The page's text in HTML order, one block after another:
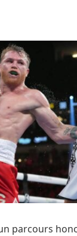
parcours